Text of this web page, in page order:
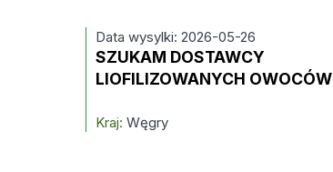
Data wysylki: 2026-05-26
SZUKAM DOSTAWCY
LIOFILIZOWANYCH OWOCÓW
Kraj: Węgry